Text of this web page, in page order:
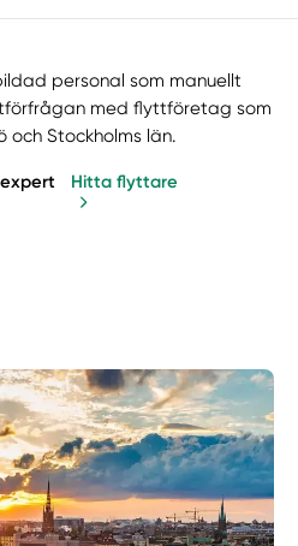
personal som manuellt
med flyttföretag som
och Stockholms län.
Hitta flyttare